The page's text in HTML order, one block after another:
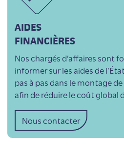
AIDES
FINANCIÈRES
Nos chargés d’affaires sont
informer sur les aides de
pas à pas dans le montage
afin de réduire le coût global
Nous contacter